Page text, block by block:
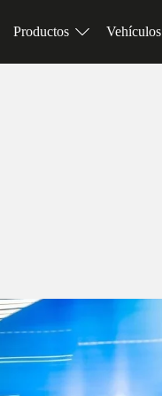
Productos Vehículos